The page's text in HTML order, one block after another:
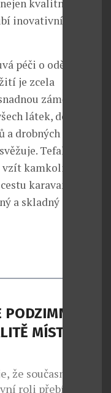
kvalitní
inovativní
péči o oděvy na
je zcela
záměnu
látek, dokonce
a drobných
Tefal Pure
vzít kamkoli
karavanem
a skladný
MÍSTO
současná
roli přebírá